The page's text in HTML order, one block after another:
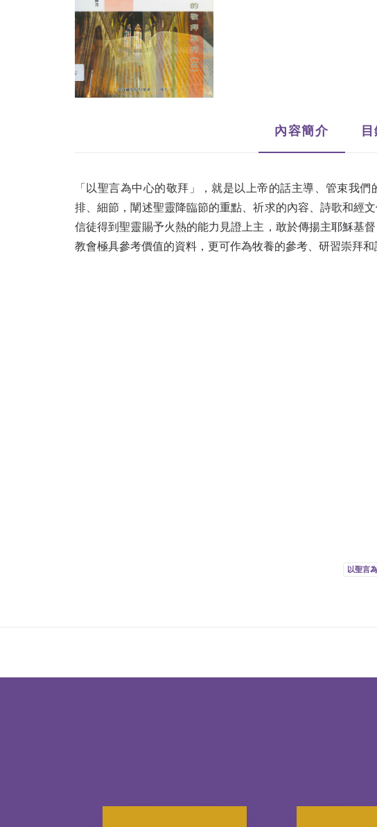
內容簡介
「以聖言為中心的敬拜」，就是以上帝的話主導、管束我
排、細節，闡述聖靈降臨節的重點、祈求的內容、詩歌和經
信徒得到聖靈賜予火熱的能力見證上主，敢於傳揚主耶穌基
教會極具參考價值的資料，更可作為牧養的參考、研習崇拜
以聖言